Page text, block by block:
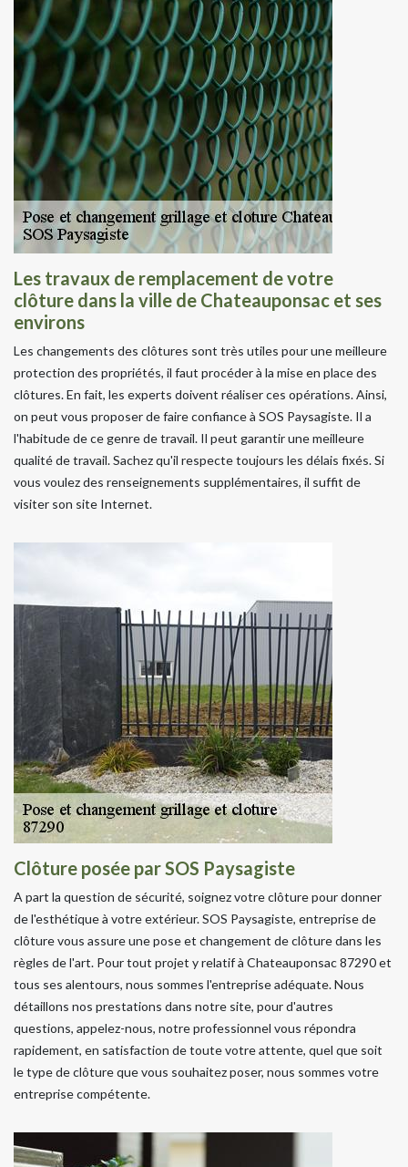
Les travaux de remplacement de votre
clôture dans la ville de Chateauponsac et ses
environs
Les changements des clôtures sont très utiles pour une meilleure
protection des propriétés, il faut procéder à la mise en place des
clôtures. En fait, les experts doivent réaliser ces opérations. Ainsi,
on peut vous proposer de faire confiance à SOS Paysagiste. Il a
l'habitude de ce genre de travail. Il peut garantir une meilleure
qualité de travail. Sachez qu'il respecte toujours les délais fixés. Si
vous voulez des renseignements supplémentaires, il suffit de
visiter son site Internet.
Clôture posée par SOS Paysagiste
A part la question de sécurité, soignez votre clôture pour donner
de l'esthétique à votre extérieur. SOS Paysagiste, entreprise de
clôture vous assure une pose et changement de clôture dans les
règles de l'art. Pour tout projet y relatif à Chateauponsac 87290 et
tous ses alentours, nous sommes l'entreprise adéquate. Nous
détaillons nos prestations dans notre site, pour d'autres
questions, appelez-nous, notre professionnel vous répondra
rapidement, en satisfaction de toute votre attente, quel que soit
le type de clôture que vous souhaitez poser, nous sommes votre
entreprise compétente.